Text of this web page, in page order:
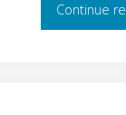
Continue